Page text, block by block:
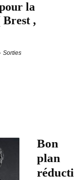
la
,
Sorties
Bon
plan
réducti